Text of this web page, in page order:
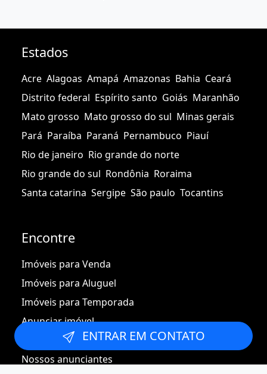
ENTRAR EM CONTATO
Estados
Acre Alagoas Amapá Amazonas Bahia Ceará
Distrito federal Espírito santo Goiás Maranhão
Mato grosso Mato grosso do sul Minas gerais
Pará Paraíba Paraná Pernambuco Piauí
Rio de janeiro Rio grande do norte
Rio grande do sul Rondônia Roraima
Santa catarina Sergipe São paulo Tocantins
Encontre
Imóveis para Venda
Imóveis para Aluguel
Imóveis para Temporada
Anunciar imóvel
Integrar imóveis
Nossos anunciantes